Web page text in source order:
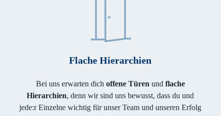
Flache Hierarchien
Bei uns erwarten dich offene Türen und flache
Hierarchien, denn wir sind uns bewusst, dass du und
jede:r Einzelne wichtig für unser Team und unseren Erfolg